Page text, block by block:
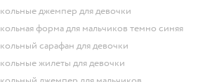
Школьные джемпер для девочки
Школьная форма для мальчиков темно синяя
Школьный сарафан для девочки
Школьные жилеты для девочки